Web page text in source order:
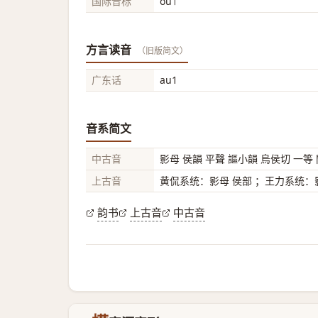
方言读音 （旧版简文）
广东话 au1
音系简文
中古音
影母 侯韻 平聲 謳小韻 烏侯切 一等
上古音
黄侃系统：影母 侯部 ；王力系统：
韵书 上古音 中古音